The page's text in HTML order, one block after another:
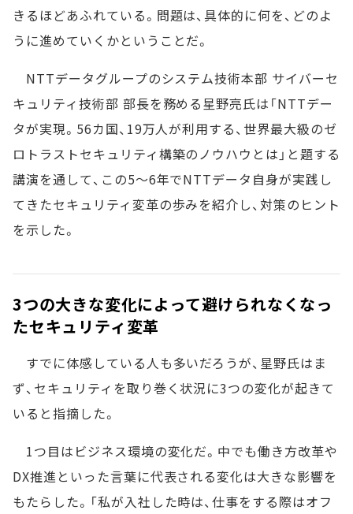
きるほどあふれている。問題は、具体的に何を、どのよ
うに進めていくかということだ。
NTTデータグループのシステム技術本部 サイバーセ
キュリティ技術部 部長を務める星野亮氏は「NTTデー
タが実現。56カ国、19万人が利用する、世界最大級のゼ
ロトラストセキュリティ構築のノウハウとは」と題する
講演を通して、この5～6年でNTTデータ自身が実践し
てきたセキュリティ変革の歩みを紹介し、対策のヒント
を示した。
3つの大きな変化によって避けられなくなっ
たセキュリティ変革
すでに体感している人も多いだろうが、星野氏はま
ず、セキュリティを取り巻く状況に3つの変化が起きて
いると指摘した。
1つ目はビジネス環境の変化だ。中でも働き方改革や
DX推進といった言葉に代表される変化は大きな影響を
もたらした。「私が入社した時は、仕事をする際はオフ